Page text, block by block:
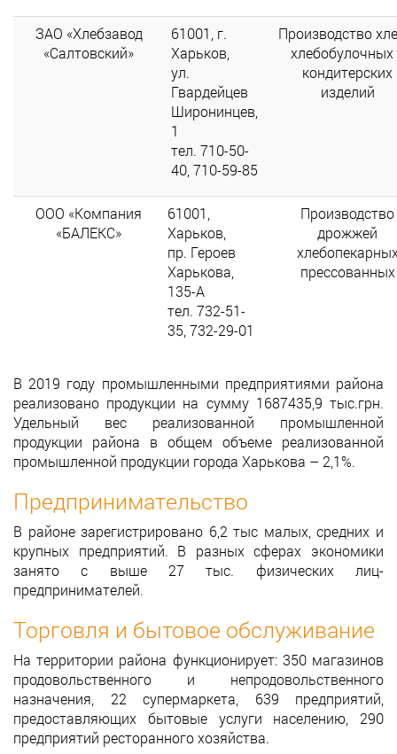
ЗАО «Хлебзавод
«Салтовский»
61001, г.
Харьков,
ул.
Гвардейцев
Широнинцев,
1
тел. 710-50-
40, 710-59-85
Производство
хлебобулочных
кондитерских
изделий
ООО «Компания
«БАЛЕКС»
61001,
Харьков,
пр. Героев
Харькова,
135-А
тел. 732-51-
35, 732-29-01
Производство
дрожжей
прессованных
В 2019 году промышленными предприятиями района
реализовано продукции на сумму 1687435,9 тыс.грн.
Удельный вес реализованной промышленной
продукции района в общем объеме реализованной
промышленной продукции города Харькова – 2,1%.
Предпринимательство
В районе зарегистрировано 6,2 тыс малых, средних и
крупных предприятий. В разных сферах экономики
занято с выше 27 тыс. физических лиц-
предпринимателей.
Торговля и бытовое обслуживание
На территории района функционирует: 350 магазинов
продовольственного и непродовольственного
назначения, 22 супермаркета, 639 предприятий,
предоставляющих бытовые услуги населению, 290
предприятий ресторанного хозяйства.